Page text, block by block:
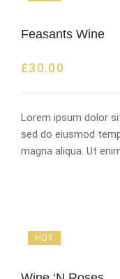
Feasants Wine
£30.00
Lorem ipsum dolor
sed do eiusmod
magna aliqua. Ut
HOT